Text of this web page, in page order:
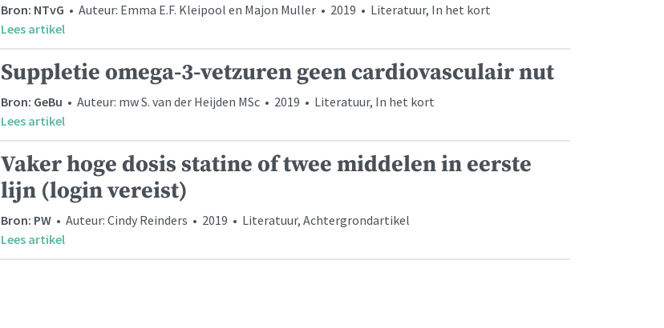
Bron: NTvG • Auteur: Emma E.F. Kleipool en Majon Muller • 2019 • Literatuur, In het kort
Lees artikel
Suppletie omega-3-vetzuren geen cardiovasculair nut
Bron: GeBu • Auteur: mw S. van der Heijden MSc • 2019 • Literatuur, In het kort
Lees artikel
Vaker hoge dosis statine of twee middelen in eerste
lijn (login vereist)
Bron: PW • Auteur: Cindy Reinders • 2019 • Literatuur, Achtergrondartikel
Lees artikel